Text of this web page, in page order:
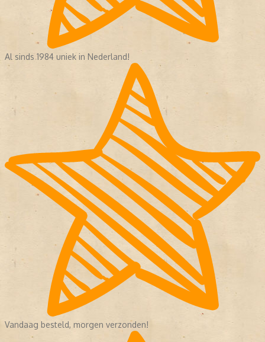
Al sinds 1984 uniek in Nederland!
Vandaag besteld, morgen verzonden!